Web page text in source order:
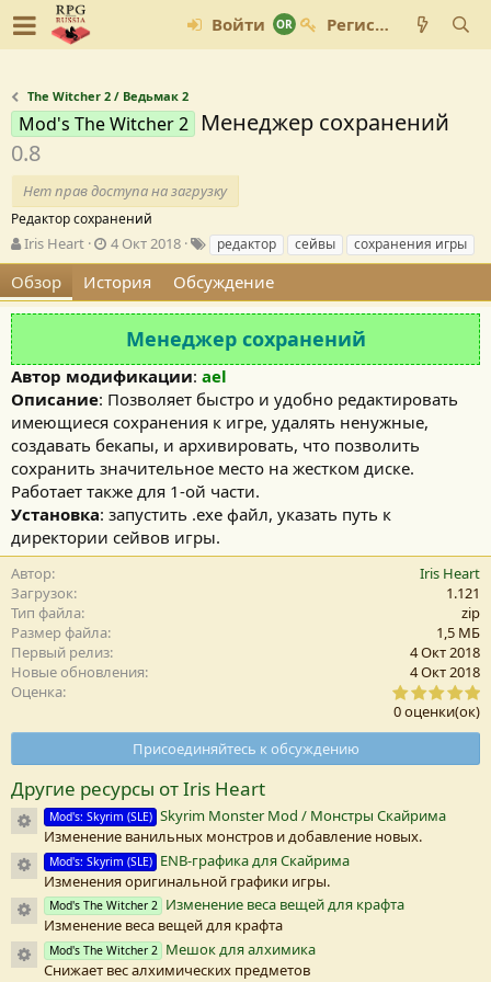
Войти Регистрация
The Witcher 2 / Ведьмак 2
Mod's The Witcher 2
Менеджер сохранений
0.8
Нет прав доступа на загрузку
Редактор сохранений
А
в
т
о
Iris Heart
Д
а
т
а
з
д
а
н
и
4 Окт 2018
е
г
и
редактор сейвы сохранения игры
Обзор История Обсуждение
Менеджер сохранений
Автор модификации: ael
Описание: Позволяет быстро и удобно редактировать
имеющиеся сохранения к игре, удалять ненужные,
создавать бекапы, и архивировать, что позволить
сохранить значительное место на жестком диске.
Работает также для 1-ой части.
Установка: запустить .exe файл, указать путь к
директории сейвов игры.
Автор
Iris Heart
Загрузок
1.121
Тип файла
zip
Размер файла
1,5 MБ
Первый релиз
4 Окт 2018
Новые обновления
4 Окт 2018
Оценка
0
,
0
з
0 оценки(ок)
Присоединяйтесь к обсуждению
Другие ресурсы от Iris Heart
Иконка ресурса
Mod's: Skyrim (SLE) Skyrim Monster Mod / Монстры Скайрима
Изменение ванильных монстров и добавление новых.
Иконка ресурса
Mod's: Skyrim (SLE) ENB-графика для Скайрима
Изменения оригинальной графики игры.
Иконка ресурса
Mod's The Witcher 2 Изменение веса вещей для крафта
Изменение веса вещей для крафта
Иконка ресурса
Mod's The Witcher 2 Мешок для алхимика
Снижает вес алхимических предметов